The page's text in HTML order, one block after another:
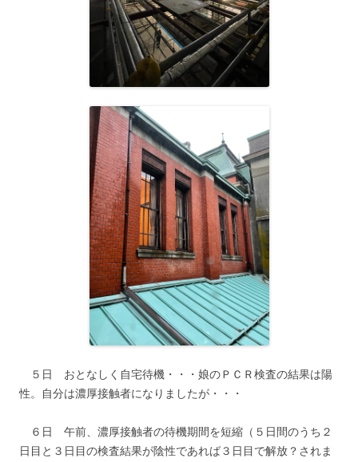
５日 おとなしく自宅待機・・・娘のＰＣＲ検査の結果は陽
性。自分は濃厚接触者になりましたが・・・
６日 午前、濃厚接触者の待機期間を短縮（５日間のうち２
日目と３日目の検査結果が陰性であれば３日目で解放？されま